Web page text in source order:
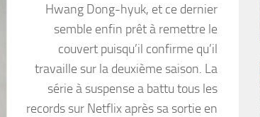
Hwang Dong-hyuk, et ce dernier
semble enfin prêt à remettre le
couvert puisqu’il confirme qu’il
travaille sur la deuxième saison. La
série à suspense a battu tous les
records sur Netflix après sa sortie en